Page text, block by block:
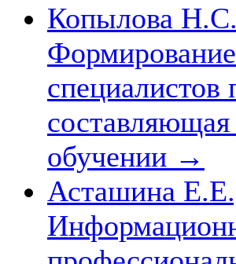
Копылова
специалистов
составляющая
обучении →
Асташина